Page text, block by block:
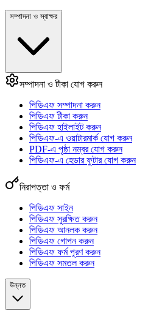
সম্পাদনা ও স্বাক্ষর
সম্পাদনা ও টীকা যোগ করুন
পিডিএফ সম্পাদনা করুন
পিডিএফ টীকা করুন
পিডিএফ হাইলাইট করুন
পিডিএফ-এ ওয়াটারমার্ক যোগ করুন
PDF-এ পৃষ্ঠা নম্বর যোগ করুন
পিডিএফ-এ হেডার ফুটার যোগ করুন
নিরাপত্তা ও ফর্ম
পিডিএফ সাইন
পিডিএফ সুরক্ষিত করুন
পিডিএফ আনলক করুন
পিডিএফ গোপন করুন
পিডিএফ ফর্ম পূরণ করুন
পিডিএফ সমতল করুন
উন্নত